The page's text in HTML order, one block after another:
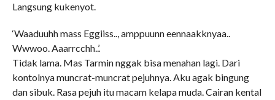
Langsung kukenyot.
‘Waaduuhh mass Eggiiss.., amppuunn eennaakknyaa..
Wwwoo. Aaarrcchh..’.
Tidak lama. Mas Tarmin nggak bisa menahan lagi. Dari
kontolnya muncrat-muncrat pejuhnya. Aku agak bingung
dan sibuk. Rasa pejuh itu macam kelapa muda. Cairan kental